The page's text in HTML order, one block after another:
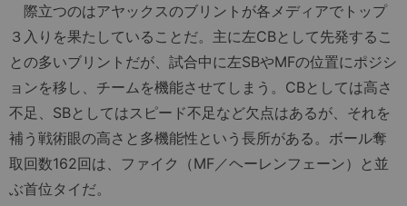
際立つのはアヤックスのブリントが各メディアでトップ
３入りを果たしていることだ。主に左CBとして先発するこ
との多いブリントだが、試合中に左SBやMFの位置にポジシ
ョンを移し、チームを機能させてしまう。CBとしては高さ
不足、SBとしてはスピード不足など欠点はあるが、それを
補う戦術眼の高さと多機能性という長所がある。ボール奪
取回数162回は、ファイク（MF／ヘーレンフェーン）と並
ぶ首位タイだ。